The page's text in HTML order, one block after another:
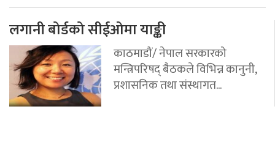
लगानी बोर्डको सीईओमा याङ्की
काठमाडौं/ नेपाल सरकारको
मन्त्रिपरिषद् बैठकले विभिन्न कानुनी,
प्रशासनिक तथा संस्थागत...